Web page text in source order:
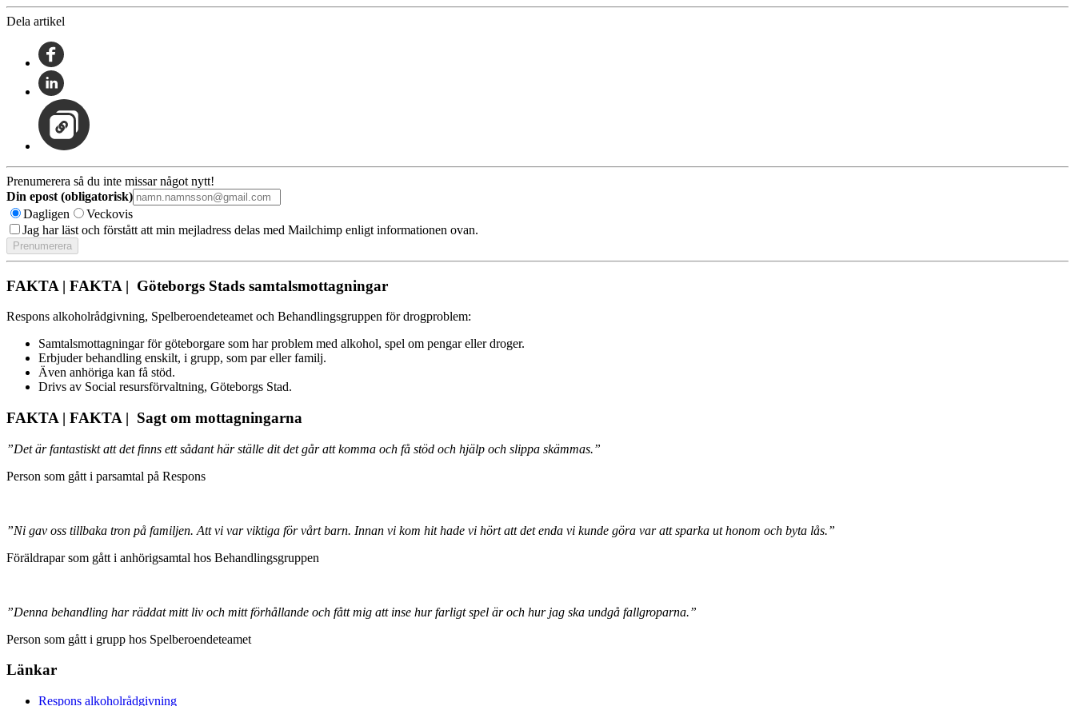
Dela artikel
Prenumerera så du inte missar något nytt!
Din epost (obligatorisk)
Dagligen
Veckovis
Jag har läst och förstått att min mejladress delas med Mailchimp enligt informationen ovan.
FAKTA | FAKTA | Göteborgs Stads samtalsmottagningar
Respons alkoholrådgivning, Spelberoendeteamet och Behandlingsgruppen för drogproblem:
Samtalsmottagningar för göteborgare som har problem med alkohol, spel om pengar eller droger.
Erbjuder behandling enskilt, i grupp, som par eller familj.
Även anhöriga kan få stöd.
Drivs av Social resursförvaltning, Göteborgs Stad.
FAKTA | FAKTA | Sagt om mottagningarna
”Det är fantastiskt att det finns ett sådant här ställe dit det går att komma och få stöd och hjälp och slippa skämmas.”
Person som gått i parsamtal på Respons
”Ni gav oss tillbaka tron på familjen. Att vi var viktiga för vårt barn. Innan vi kom hit hade vi hört att det enda vi kunde göra var att sparka ut honom och byta lås.”
Föräldrapar som gått i anhörigsamtal hos Behandlingsgruppen
”Denna behandling har räddat mitt liv och mitt förhållande och fått mig att inse hur farligt spel äroch hur jag ska undgå fallgroparna.”
Person som gått i grupp hos Spelberoendeteamet
Länkar
Respons alkoholrådgivning